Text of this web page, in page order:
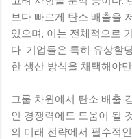
보다 빠르게 탄소 배출을
있으며, 이는 전체적으로
다. 기업들은 특히 유상할
한 생산 방식을 채택해야
그룹 차원에서 탄소 배출
인 경쟁력에도 도움이 될
의 미래 전략에서 필수적